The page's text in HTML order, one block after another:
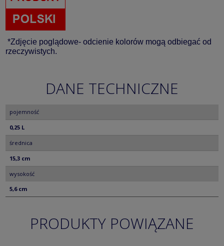
*Zdjęcie poglądowe- odcienie kolorów mogą odbiegać od
rzeczywistych.
DANE TECHNICZNE
pojemność
0,25 L
średnica
15,3 cm
wysokość
5,6 cm
PRODUKTY POWIĄZANE